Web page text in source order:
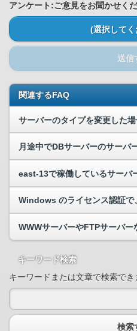
アンケート:ご意見をお聞かせく
(選択して
送信
関連するFAQ
キーワード検索
キーワードまたは文章で検索で
検索